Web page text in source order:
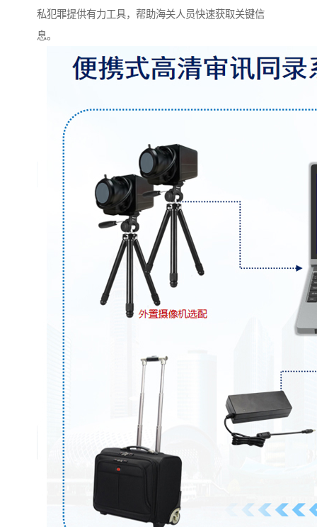
私犯罪提供有力工具，帮助海关人员快速获取关键信
息。​